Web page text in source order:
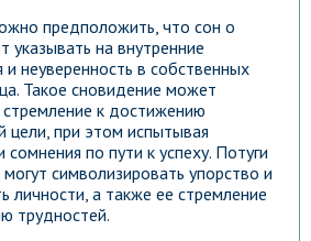
предположить, что сон о
указывать на внутренние
и неуверенность в собственных
Такое сновидение может
к достижению
цели, при этом испытывая
сомнения по пути к успеху. Потуги
символизировать упорство и
личности, а также ее стремление
трудностей.